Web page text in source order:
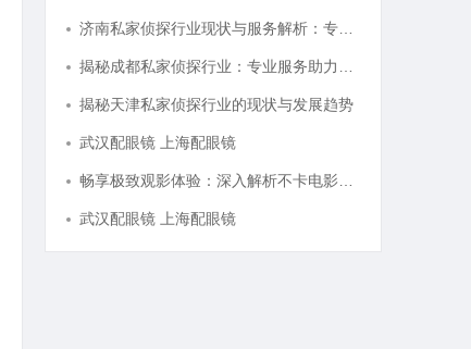
揭秘天津私家侦探行业的现状与发展趋势
武汉配眼镜 上海配眼镜
武汉配眼镜 上海配眼镜